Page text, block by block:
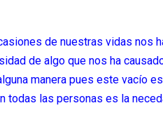
de nuestras vidas nos
de algo que nos ha
manera pues este vacío
todas las personas es la